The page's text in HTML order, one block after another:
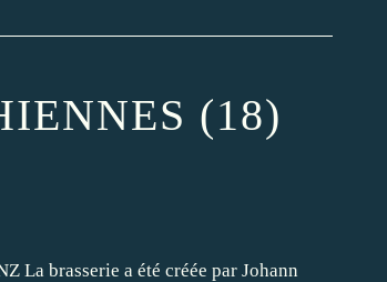
(18)
La brasserie a été créée par Johann